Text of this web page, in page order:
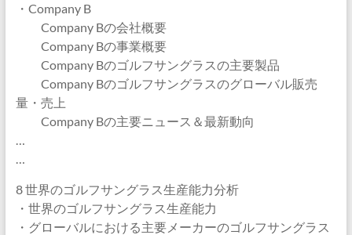
・Company B
Company Bの会社概要
Company Bの事業概要
Company Bのゴルフサングラスの主要製品
Company Bのゴルフサングラスのグローバル販売
量・売上
Company Bの主要ニュース＆最新動向
…
…
8 世界のゴルフサングラス生産能力分析
・世界のゴルフサングラス生産能力
・グローバルにおける主要メーカーのゴルフサングラス